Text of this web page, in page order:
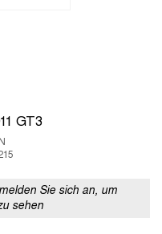
GT3
Sie sich an, um
sehen